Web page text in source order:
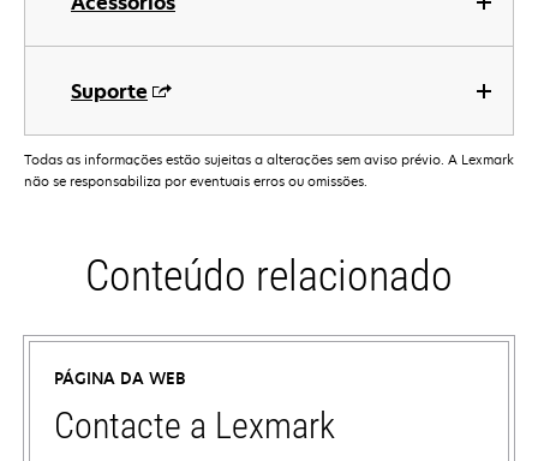
Suporte
Todas as informações estão sujeitas a alterações sem aviso prévio. A Lexmark
não se responsabiliza por eventuais erros ou omissões.
Conteúdo relacionado
PÁGINA DA WEB
Contacte a Lexmark